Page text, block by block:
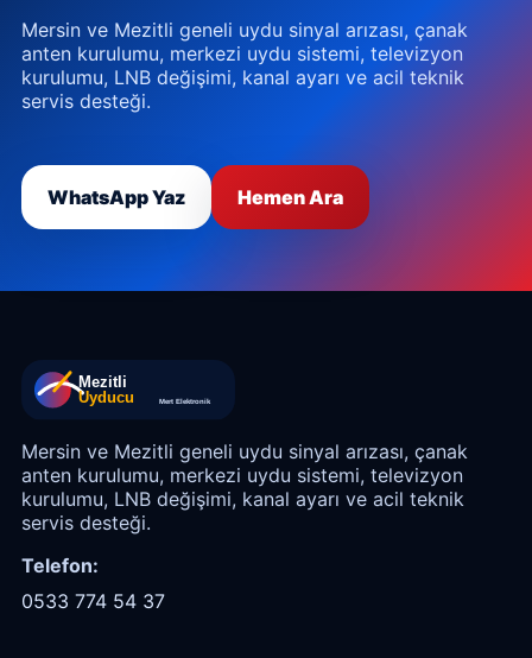
Mersin ve Mezitli geneli uydu sinyal arızası, çanak
anten kurulumu, merkezi uydu sistemi, televizyon
kurulumu, LNB değişimi, kanal ayarı ve acil teknik
servis desteği.
WhatsApp Yaz Hemen Ara
Mersin ve Mezitli geneli uydu sinyal arızası, çanak
anten kurulumu, merkezi uydu sistemi, televizyon
kurulumu, LNB değişimi, kanal ayarı ve acil teknik
servis desteği.
Telefon:
0533 774 54 37